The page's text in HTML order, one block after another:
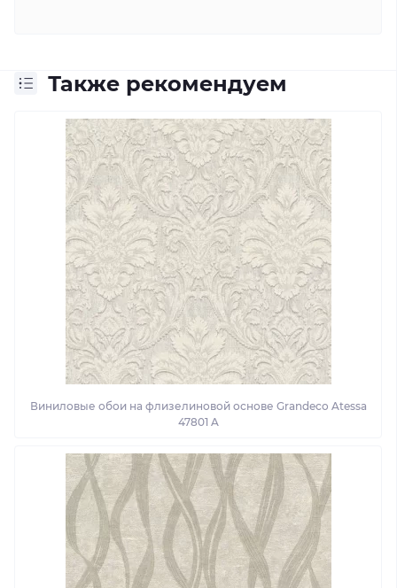
Также рекомендуем
Виниловые обои на флизелиновой основе Grandeco Atessa
47801 A